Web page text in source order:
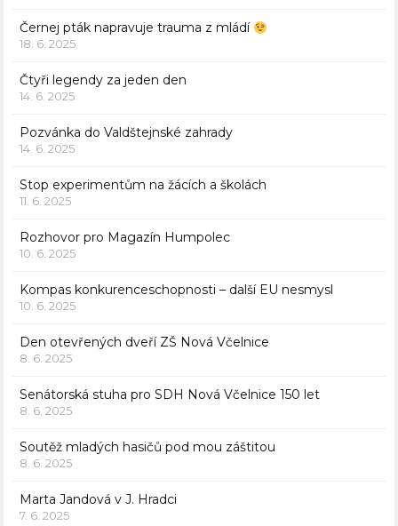
Černej pták napravuje trauma z mládí
18. 6. 2025
Čtyři legendy za jeden den
14. 6. 2025
Pozvánka do Valdštejnské zahrady
14. 6. 2025
Stop experimentům na žácích a školách
11. 6. 2025
Rozhovor pro Magazín Humpolec
10. 6. 2025
Kompas konkurenceschopnosti – další EU nesmysl
10. 6. 2025
Den otevřených dveří ZŠ Nová Včelnice
8. 6. 2025
Senátorská stuha pro SDH Nová Včelnice 150 let
8. 6. 2025
Soutěž mladých hasičů pod mou záštitou
8. 6. 2025
Marta Jandová v J. Hradci
7. 6. 2025